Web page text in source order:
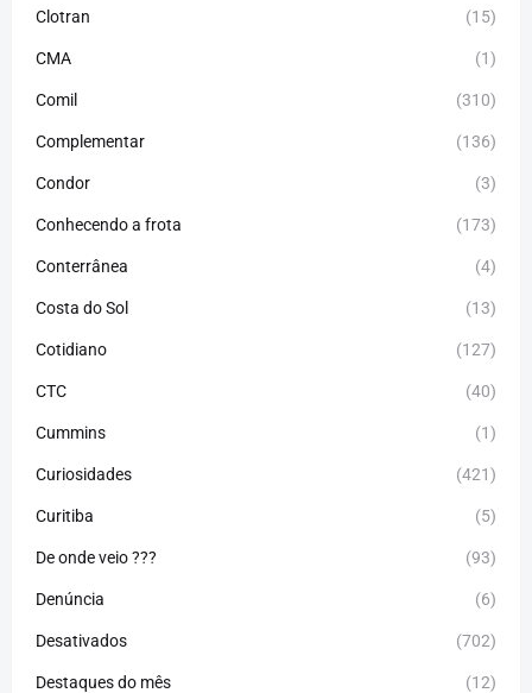
Clotran (15)
CMA (1)
Comil (310)
Complementar (136)
Condor (3)
Conhecendo a frota (173)
Conterrânea (4)
Costa do Sol (13)
Cotidiano (127)
CTC (40)
Cummins (1)
Curiosidades (421)
Curitiba (5)
De onde veio ??? (93)
Denúncia (6)
Desativados (702)
Destaques do mês (12)